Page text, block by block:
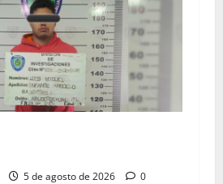
5 de agosto de 2026 0